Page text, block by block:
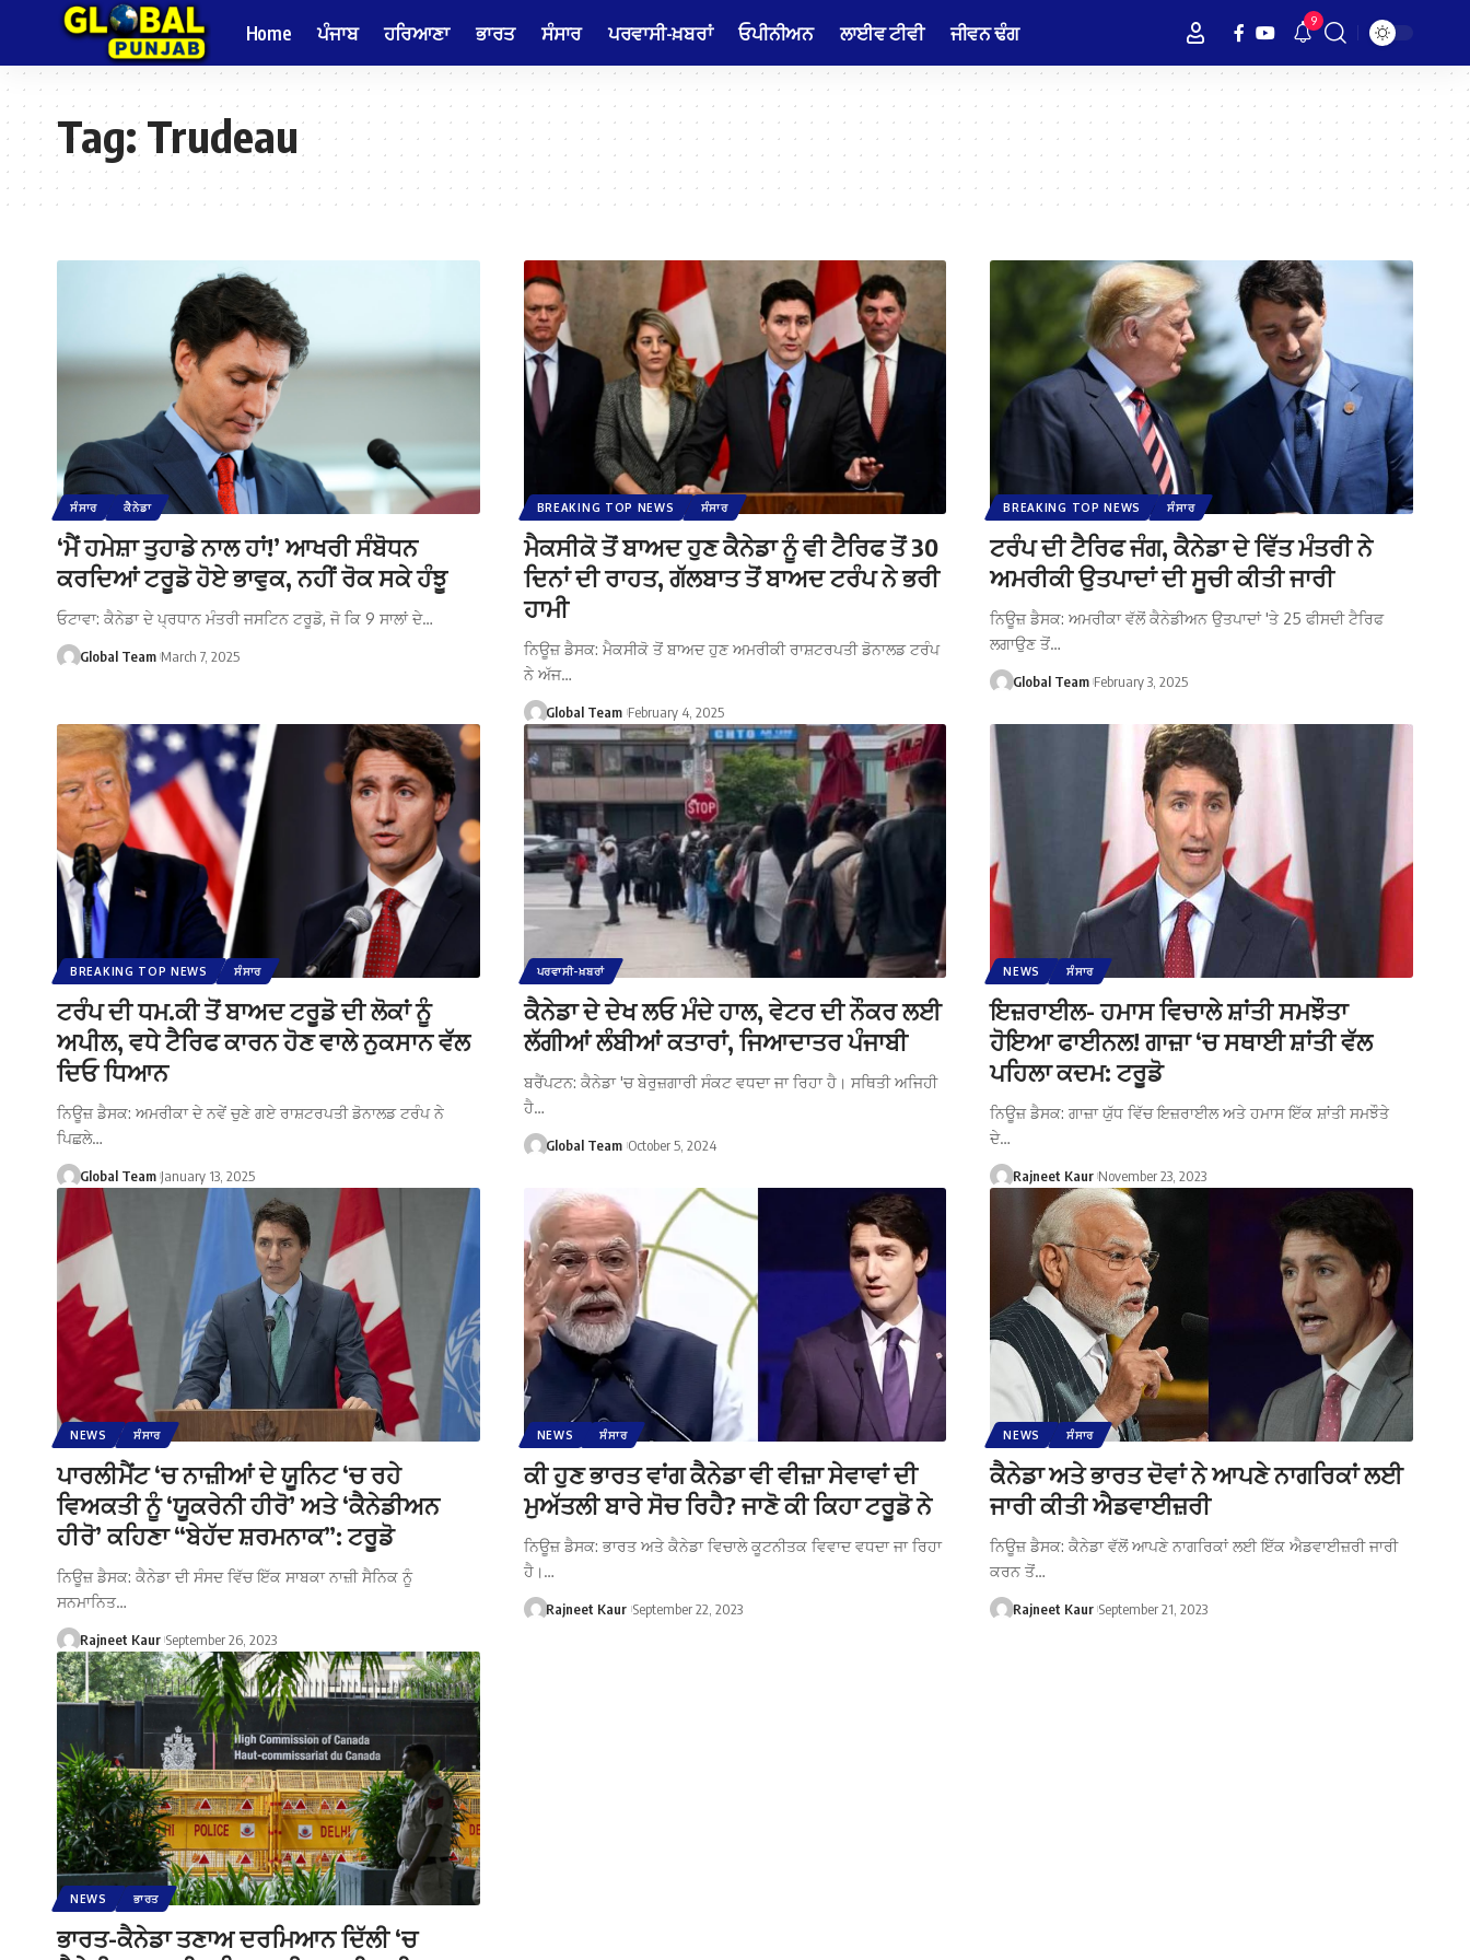
Home ਪੰਜਾਬ ਹਰਿਆਣਾ ਭਾਰਤ ਸੰਸਾਰ ਪਰਵਾਸੀ-ਖ਼ਬਰਾਂ ਓਪੀਨੀਅਨ ਲਾਈਵ ਟੀਵੀ ਜੀਵਨ ਢੰਗ 9
Tag:Trudeau
ਸੰਸਾਰ ਕੈਨੇਡਾ
‘ਮੈਂ ਹਮੇਸ਼ਾ ਤੁਹਾਡੇ ਨਾਲ ਹਾਂ!’ ਆਖਰੀ ਸੰਬੋਧਨ
ਕਰਦਿਆਂ ਟਰੂਡੋ ਹੋਏ ਭਾਵੁਕ, ਨਹੀਂ ਰੋਕ ਸਕੇ ਹੰਝੂ
ਓਟਾਵਾ: ਕੈਨੇਡਾ ਦੇ ਪ੍ਰਧਾਨ ਮੰਤਰੀ ਜਸਟਿਨ ਟਰੂਡੋ, ਜੋ ਕਿ 9 ਸਾਲਾਂ ਦੇ…
Global Team March 7, 2025
BREAKING TOP NEWS ਸੰਸਾਰ
ਮੈਕਸੀਕੋ ਤੋਂ ਬਾਅਦ ਹੁਣ ਕੈਨੇਡਾ ਨੂੰ ਵੀ ਟੈਰਿਫ ਤੋਂ 30
ਦਿਨਾਂ ਦੀ ਰਾਹਤ, ਗੱਲਬਾਤ ਤੋਂ ਬਾਅਦ ਟਰੰਪ ਨੇ ਭਰੀ
ਹਾਮੀ
ਨਿਊਜ਼ ਡੈਸਕ: ਮੈਕਸੀਕੋ ਤੋਂ ਬਾਅਦ ਹੁਣ ਅਮਰੀਕੀ ਰਾਸ਼ਟਰਪਤੀ ਡੋਨਾਲਡ ਟਰੰਪ
ਨੇ ਅੱਜ…
Global Team February 4, 2025
BREAKING TOP NEWS ਸੰਸਾਰ
ਟਰੰਪ ਦੀ ਟੈਰਿਫ ਜੰਗ, ਕੈਨੇਡਾ ਦੇ ਵਿੱਤ ਮੰਤਰੀ ਨੇ
ਅਮਰੀਕੀ ਉਤਪਾਦਾਂ ਦੀ ਸੂਚੀ ਕੀਤੀ ਜਾਰੀ
ਨਿਊਜ਼ ਡੈਸਕ: ਅਮਰੀਕਾ ਵੱਲੋਂ ਕੈਨੇਡੀਅਨ ਉਤਪਾਦਾਂ 'ਤੇ 25 ਫੀਸਦੀ ਟੈਰਿਫ
ਲਗਾਉਣ ਤੋਂ…
Global Team February 3, 2025
BREAKING TOP NEWS ਸੰਸਾਰ
ਟਰੰਪ ਦੀ ਧਮ.ਕੀ ਤੋਂ ਬਾਅਦ ਟਰੂਡੋ ਦੀ ਲੋਕਾਂ ਨੂੰ
ਅਪੀਲ, ਵਧੇ ਟੈਰਿਫ ਕਾਰਨ ਹੋਣ ਵਾਲੇ ਨੁਕਸਾਨ ਵੱਲ
ਦਿਓ ਧਿਆਨ
ਨਿਊਜ਼ ਡੈਸਕ: ਅਮਰੀਕਾ ਦੇ ਨਵੇਂ ਚੁਣੇ ਗਏ ਰਾਸ਼ਟਰਪਤੀ ਡੋਨਾਲਡ ਟਰੰਪ ਨੇ
ਪਿਛਲੇ…
Global Team January 13, 2025
ਪਰਵਾਸੀ-ਖ਼ਬਰਾਂ
ਕੈਨੇਡਾ ਦੇ ਦੇਖ ਲਓ ਮੰਦੇ ਹਾਲ, ਵੇਟਰ ਦੀ ਨੌਕਰ ਲਈ
ਲੱਗੀਆਂ ਲੰਬੀਆਂ ਕਤਾਰਾਂ, ਜਿਆਦਾਤਰ ਪੰਜਾਬੀ
ਬਰੈਂਪਟਨ: ਕੈਨੇਡਾ 'ਚ ਬੇਰੁਜ਼ਗਾਰੀ ਸੰਕਟ ਵਧਦਾ ਜਾ ਰਿਹਾ ਹੈ। ਸਥਿਤੀ ਅਜਿਹੀ
ਹੈ…
Global Team October 5, 2024
NEWS ਸੰਸਾਰ
ਇਜ਼ਰਾਈਲ- ਹਮਾਸ ਵਿਚਾਲੇ ਸ਼ਾਂਤੀ ਸਮਝੌਤਾ
ਹੋਇਆ ਫਾਈਨਲ! ਗਾਜ਼ਾ ‘ਚ ਸਥਾਈ ਸ਼ਾਂਤੀ ਵੱਲ
ਪਹਿਲਾ ਕਦਮ: ਟਰੂਡੋ
ਨਿਊਜ਼ ਡੈਸਕ: ਗਾਜ਼ਾ ਯੁੱਧ ਵਿੱਚ ਇਜ਼ਰਾਈਲ ਅਤੇ ਹਮਾਸ ਇੱਕ ਸ਼ਾਂਤੀ ਸਮਝੌਤੇ
ਦੇ…
Rajneet Kaur November 23, 2023
NEWS ਸੰਸਾਰ
ਪਾਰਲੀਮੈਂਟ ‘ਚ ਨਾਜ਼ੀਆਂ ਦੇ ਯੂਨਿਟ ‘ਚ ਰਹੇ
ਵਿਅਕਤੀ ਨੂੰ ‘ਯੂਕਰੇਨੀ ਹੀਰੋ’ ਅਤੇ ‘ਕੈਨੇਡੀਅਨ
ਹੀਰੋ’ ਕਹਿਣਾ “ਬੇਹੱਦ ਸ਼ਰਮਨਾਕ”: ਟਰੂਡੋ
ਨਿਊਜ਼ ਡੈਸਕ: ਕੈਨੇਡਾ ਦੀ ਸੰਸਦ ਵਿੱਚ ਇੱਕ ਸਾਬਕਾ ਨਾਜ਼ੀ ਸੈਨਿਕ ਨੂੰ
ਸਨਮਾਨਿਤ…
Rajneet Kaur September 26, 2023
NEWS ਸੰਸਾਰ
ਕੀ ਹੁਣ ਭਾਰਤ ਵਾਂਗ ਕੈਨੇਡਾ ਵੀ ਵੀਜ਼ਾ ਸੇਵਾਵਾਂ ਦੀ
ਮੁਅੱਤਲੀ ਬਾਰੇ ਸੋਚ ਰਿਹੈ? ਜਾਣੋ ਕੀ ਕਿਹਾ ਟਰੂਡੋ ਨੇ
ਨਿਊਜ਼ ਡੈਸਕ: ਭਾਰਤ ਅਤੇ ਕੈਨੇਡਾ ਵਿਚਾਲੇ ਕੂਟਨੀਤਕ ਵਿਵਾਦ ਵਧਦਾ ਜਾ ਰਿਹਾ
ਹੈ।…
Rajneet Kaur September 22, 2023
NEWS ਸੰਸਾਰ
ਕੈਨੇਡਾ ਅਤੇ ਭਾਰਤ ਦੋਵਾਂ ਨੇ ਆਪਣੇ ਨਾਗਰਿਕਾਂ ਲਈ
ਜਾਰੀ ਕੀਤੀ ਐਡਵਾਈਜ਼ਰੀ
ਨਿਊਜ਼ ਡੈਸਕ: ਕੈਨੇਡਾ ਵੱਲੋਂ ਆਪਣੇ ਨਾਗਰਿਕਾਂ ਲਈ ਇੱਕ ਐਡਵਾਈਜ਼ਰੀ ਜਾਰੀ
ਕਰਨ ਤੋਂ…
Rajneet Kaur September 21, 2023
NEWS ਭਾਰਤ
ਭਾਰਤ-ਕੈਨੇਡਾ ਤਣਾਅ ਦਰਮਿਆਨ ਦਿੱਲੀ ‘ਚ